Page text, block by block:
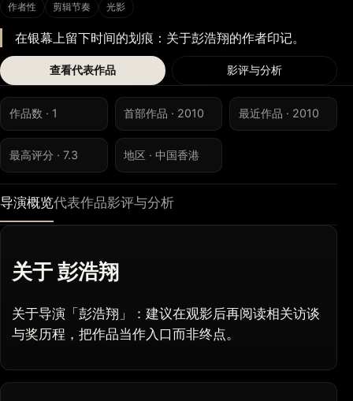
作者性 剪辑节奏 光影
在银幕上留下时间的划痕：关于彭浩翔的作者印记。
查看代表作品 影评与分析
作品数 · 1 首部作品 · 2010 最近作品 · 2010
最高评分 · 7.3 地区 · 中国香港
导演概览代表作品影评与分析
关于 彭浩翔
关于导演「彭浩翔」：建议在观影后再阅读相关访谈
与奖历程，把作品当作入口而非终点。